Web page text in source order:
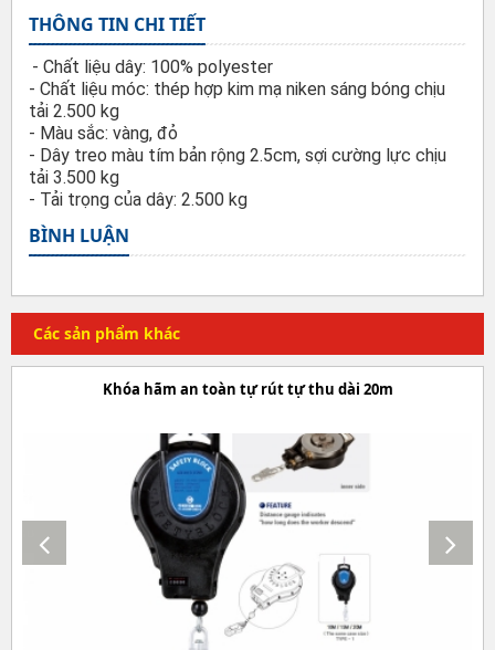
THÔNG TIN CHI TIẾT
- Chất liệu dây: 100% polyester
- Chất liệu móc: thép hợp kim mạ niken sáng bóng chịu
tải 2.500 kg
- Màu sắc: vàng, đỏ
- Dây treo màu tím bản rộng 2.5cm, sợi cường lực chịu
tải 3.500 kg
- Tải trọng của dây: 2.500 kg
BÌNH LUẬN
Các sản phẩm khác
Khóa hãm an toàn tự rút tự thu dài 20m